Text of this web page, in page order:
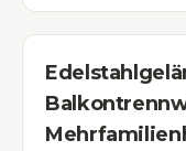
zuverlässig vor
aber gleichzeitig
In Kombination mit
eine moderne,
optisch aufwertet